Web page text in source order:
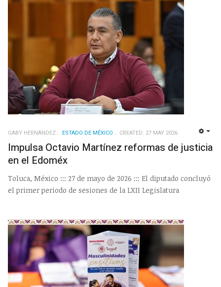
GABY HERNÁNDEZ ESTADO DE MÉXICO CREATED: 27 MAY 2026
Impulsa Octavio Martínez reformas de justicia
en el Edoméx
Toluca, México ::: 27 de mayo de 2026 ::: El diputado concluyó
el primer periodo de sesiones de la LXII Legislatura